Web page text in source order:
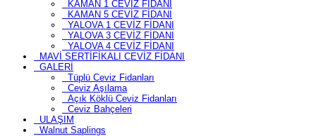
KAMAN 1 CEVİZ FİDANI
KAMAN 5 CEVİZ FİDANI
YALOVA 1 CEVİZ FİDANI
YALOVA 3 CEVİZ FİDANI
YALOVA 4 CEVİZ FİDANI
MAVİ SERTİFİKALI CEVİZ FİDANI
GALERİ
Tüplü Ceviz Fidanları
Ceviz Aşılama
Açık Köklü Ceviz Fidanları
Ceviz Bahçeleri
ULAŞIM
Walnut Saplings